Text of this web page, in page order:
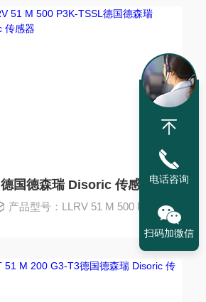
德国德森瑞 Disoric 传感器
产品型号：LLRV 51 M 500 P3K-TSSL
电话咨询
扫码加微信